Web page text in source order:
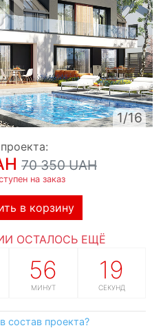
1/16
70 350 UAH
на заказ
в корзину
ОСТАЛОСЬ ЕЩЁ
56
МИНУТ
18
СЕКУНД
состав проекта?